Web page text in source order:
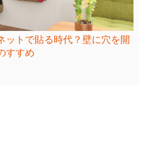
ットで貼る時代？壁に穴を開
すすめ